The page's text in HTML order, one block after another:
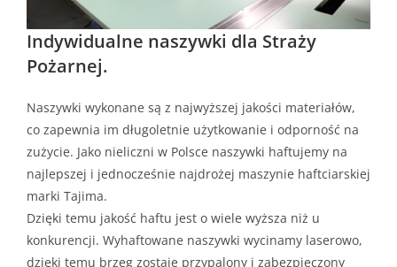
Indywidualne naszywki dla Straży
Pożarnej.
Naszywki wykonane są z najwyższej jakości materiałów,
co zapewnia im długoletnie użytkowanie i odporność na
zużycie. Jako nieliczni w Polsce naszywki haftujemy na
najlepszej i jednocześnie najdrożej maszynie haftciarskiej
marki Tajima.
Dzięki temu jakość haftu jest o wiele wyższa niż u
konkurencji. Wyhaftowane naszywki wycinamy laserowo,
dzięki temu brzeg zostaje przypalony i zabezpieczony